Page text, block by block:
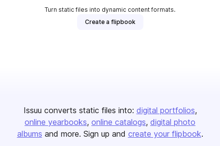
Turn static files into dynamic content formats.
Create a flipbook
Issuu converts static files into: digital portfolios
online yearbooks online catalogs digital photo
albums and more. Sign up and create your flipbook.